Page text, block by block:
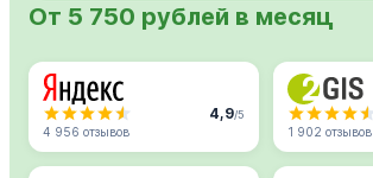
От 5 750 рублей в месяц
4,9/5
4 956 отзывов 1 902 отзывов